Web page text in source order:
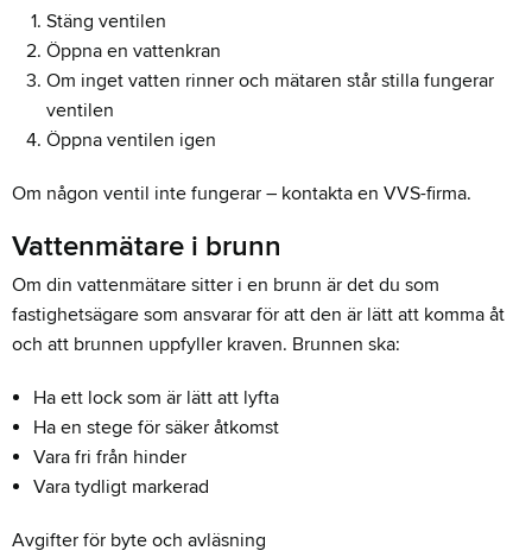
Stäng ventilen
Öppna en vattenkran
Om inget vatten rinner och mätaren står stilla fungerar
ventilen
Öppna ventilen igen
Om någon ventil inte fungerar – kontakta en VVS-firma.
Vattenmätare i brunn
Om din vattenmätare sitter i en brunn är det du som
fastighetsägare som ansvarar för att den är lätt att komma åt
och att brunnen uppfyller kraven. Brunnen ska:
Ha ett lock som är lätt att lyfta
Ha en stege för säker åtkomst
Vara fri från hinder
Vara tydligt markerad
Avgifter för byte och avläsning